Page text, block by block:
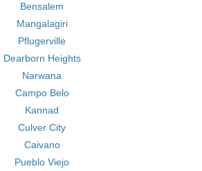
Bensalem
Mangalagiri
Pflugerville
Dearborn Heights
Narwana
Campo Belo
Kannad
Culver City
Caivano
Pueblo Viejo